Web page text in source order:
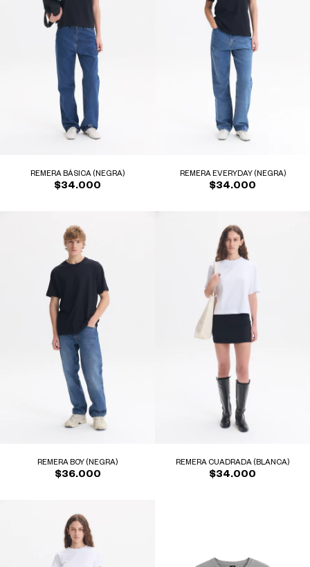
REMERA BÁSICA (NEGRA)
$34.000
REMERA EVERYDAY (NEGRA)
$34.000
REMERA BOY (NEGRA)
$36.000
REMERA CUADRADA (BLANCA)
$34.000